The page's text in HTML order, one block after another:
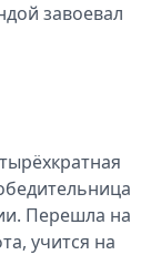
завоевал
Перешла на
учится на